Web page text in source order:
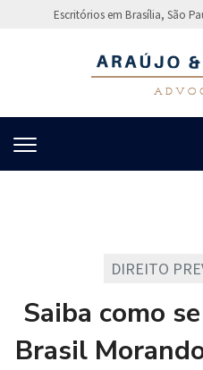
Escritórios em Brasília, São
DIREITO
Saiba como
Brasil